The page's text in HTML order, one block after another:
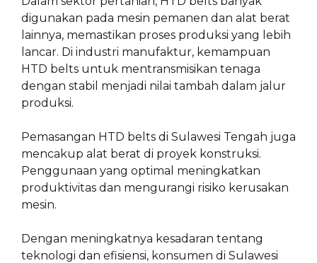
digunakan pada mesin pemanen dan alat berat
lainnya, memastikan proses produksi yang lebih
lancar. Di industri manufaktur, kemampuan
HTD belts untuk mentransmisikan tenaga
dengan stabil menjadi nilai tambah dalam jalur
produksi.
Pemasangan HTD belts di Sulawesi Tengah juga
mencakup alat berat di proyek konstruksi.
Penggunaan yang optimal meningkatkan
produktivitas dan mengurangi risiko kerusakan
mesin.
Dengan meningkatnya kesadaran tentang
teknologi dan efisiensi, konsumen di Sulawesi